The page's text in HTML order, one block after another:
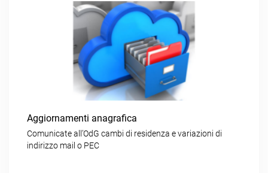
Aggiornamenti anagrafica
Comunicate all’OdG cambi di residenza e variazioni di
indirizzo mail o PEC